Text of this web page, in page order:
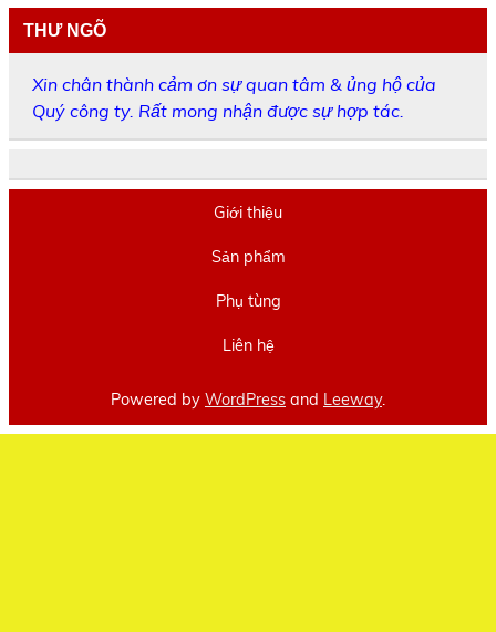
THƯ NGÕ
Xin chân thành cảm ơn sự quan tâm & ủng hộ của
Quý công ty. Rất mong nhận được sự hợp tác.
Giới thiệu
Sản phẩm
Phụ tùng
Liên hệ
Powered by WordPress and Leeway.